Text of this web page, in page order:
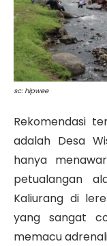
sc: hipwee
Rekomendasi
adalah Desa
hanya
petualangan
Kaliurang di
yang sangat
memacu